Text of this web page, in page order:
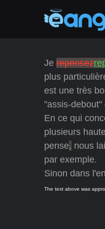
Je repensez
plus
est une très
"assis-debout"
En ce qui
plusieurs
pense, nous
par exemple.
Sinon dans
The text above was